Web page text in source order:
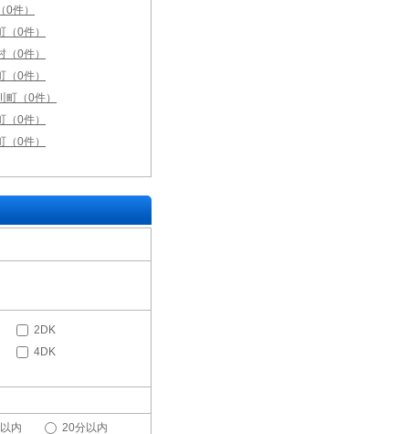
件）
（0件）
（0件）
（0件）
町（0件）
（0件）
（0件）
2DK
4DK
内 20分以内